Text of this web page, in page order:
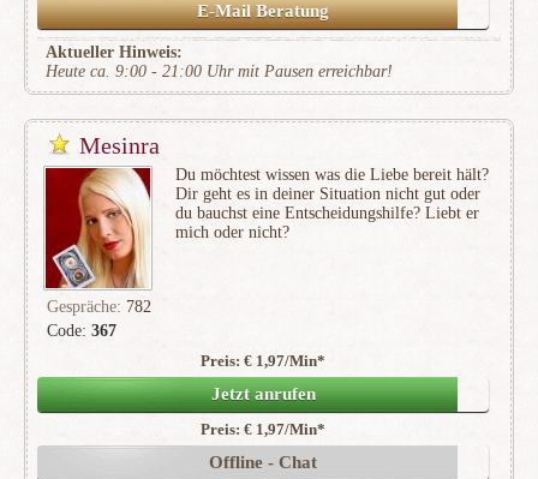
E-Mail Beratung
Aktueller Hinweis:
Heute ca. 9:00 - 21:00 Uhr mit Pausen erreichbar!
Mesinra
Code: 367
Du möchtest wissen was die Liebe bereit hält?
Dir geht es in deiner Situation nicht gut oder
du bauchst eine Entscheidungshilfe? Liebt er
mich oder nicht?
Gespräche: 782
(119)
Preis: € 1,97/Min*
Jetzt anrufen
Preis: € 1,97/Min*
Offline - Chat